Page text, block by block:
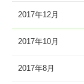
2017年12月
2017年10月
2017年8月